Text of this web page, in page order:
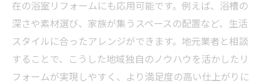
在の浴室リフォームにも応用可能です。例えば、浴槽の
深さや素材選び、家族が集うスペースの配置など、生活
スタイルに合ったアレンジができます。地元業者と相談
することで、こうした地域独自のノウハウを活かしたリ
フォームが実現しやすく、より満足度の高い仕上がりに